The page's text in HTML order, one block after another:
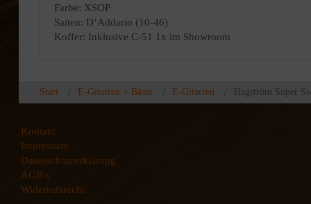
Farbe: XSOP
Saiten: D’Addario (10-46)
Koffer: Inklusive C-51 1x im Showroom
Start E-Gitarren + Bässe E-Gitarren Hagström Super
Kontakt
Impressum
Datenschutzerklärung
AGB's
Widerrufsrecht